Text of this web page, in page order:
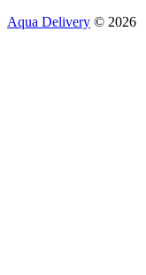
Aqua Delivery © 2026